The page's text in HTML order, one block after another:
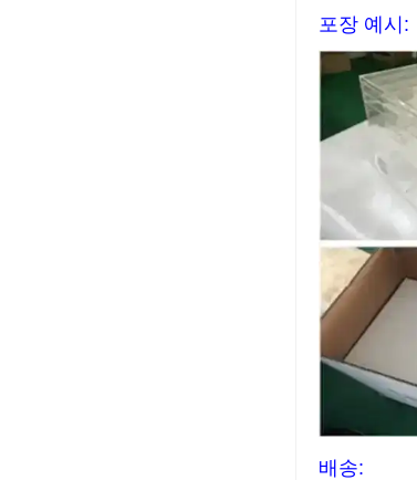
포장 예시:
배송: